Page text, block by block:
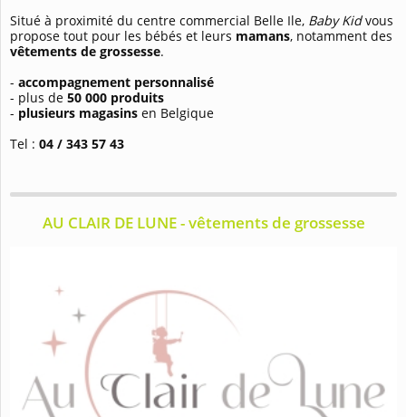
Situé à proximité du centre commercial Belle Ile, Baby Kidvous
propose tout pour les bébés et leurs mamans, notamment des
vêtements de grossesse.
- accompagnement personnalisé
- plus de 50 000 produits
- plusieurs magasins en Belgique
Tel : 04 / 343 57 43
AU CLAIR DE LUNE - vêtements de grossesse